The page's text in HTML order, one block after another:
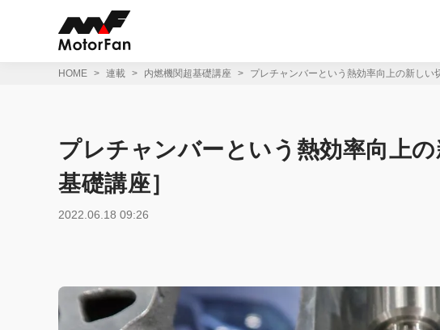
HOME 連載 内燃機関超基礎講座 プレチャンバーという熱効率向上の新しい
プレチャンバーという熱効率向上
基礎講座］
2022.06.18 09:26